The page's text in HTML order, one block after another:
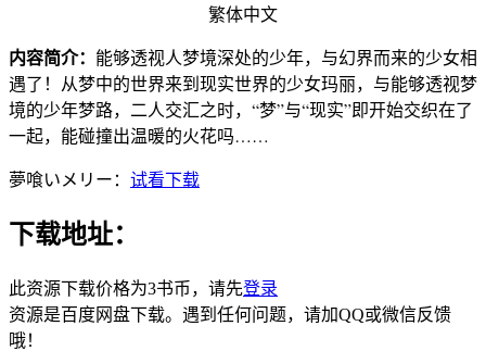
繁体中文
内容简介： 能够透视人梦境深处的少年，与幻界而来的少女相
遇了！从梦中的世界来到现实世界的少女玛丽，与能够透视梦
境的少年梦路，二人交汇之时，“梦”与“现实”即开始交织在了
一起，能碰撞出温暖的火花吗……
夢喰いメリー： 试看下载
下载地址：
此资源下载价格为3书币，请先登录
资源是百度网盘下载。遇到任何问题，请加QQ或微信反馈
哦！